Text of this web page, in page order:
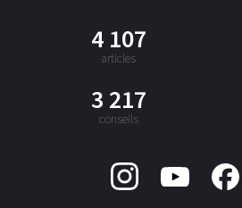
4 107
articles
3 217
conseils